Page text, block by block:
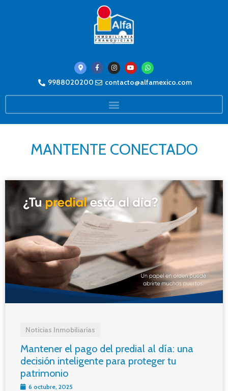
9988020200 contacto@alfamexico.com
MANTENTE CONECTADO
Noticias Inmobiliarias
Mantener el pago del predial al día: una
decisión inteligente para proteger tu
patrimonio
6 octubre, 2025